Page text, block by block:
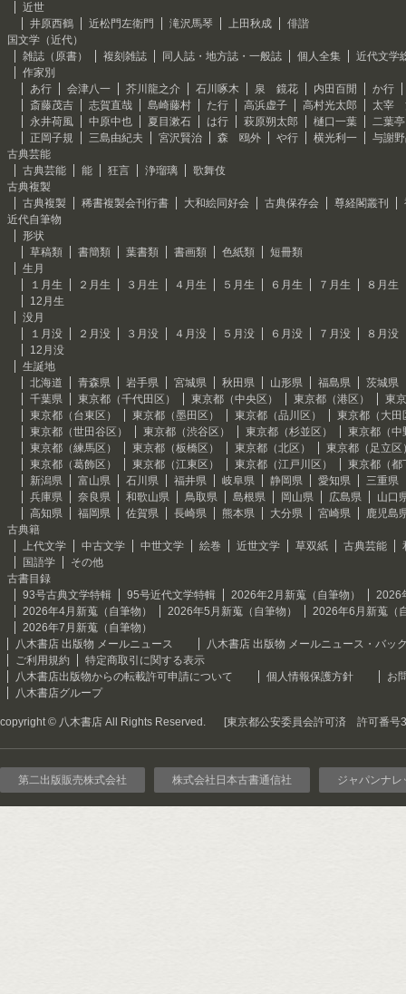
近世
井原西鶴
近松門左衛門 滝沢馬琴 上田秋成
俳諧
国文学（近代）
雑誌（原書）
複刻雑誌 同人誌・地方誌・一般誌 個人全集
近代文学
作家別
あ行
会津八一 芥川龍之介 石川啄木 泉 鏡花 内田百閒
か行
斎藤茂吉
志賀直哉 島崎藤村 た行 高浜虚子 高村光太郎
太宰
永井荷風
中原中也 夏目漱石 は行 萩原朔太郎 樋口一葉
二葉
正岡子規
三島由紀夫 宮沢賢治 森 鴎外 や行 横光利一
与謝
古典芸能
古典芸能
能 狂言 浄瑠璃
歌舞伎
古典複製
古典複製
稀書複製会刊行書 大和絵同好会 古典保存会 尊経閣叢刊
近代自筆物
形状
草稿類
書簡類 葉書類 書画類 色紙類
短冊類
生月
１月生
２月生 ３月生 ４月生 ５月生 ６月生 ７月生
８月生
12月生
没月
１月没
２月没 ３月没 ４月没 ５月没 ６月没 ７月没
８月没
12月没
生誕地
北海道
青森県 岩手県 宮城県 秋田県 山形県 福島県
茨城県
千葉県
東京都（千代田区） 東京都（中央区） 東京都（港区）
東
東京都（台東区）
東京都（墨田区） 東京都（品川区）
東京都（大田
東京都（世田谷区）
東京都（渋谷区） 東京都（杉並区）
東京都（中
東京都（練馬区）
東京都（板橋区） 東京都（北区）
東京都（足立区
東京都（葛飾区）
東京都（江東区） 東京都（江戸川区）
東京都（都
新潟県
富山県 石川県 福井県 岐阜県 静岡県 愛知県
三重県
兵庫県
奈良県 和歌山県 鳥取県 島根県 岡山県 広島県
山口
高知県
福岡県 佐賀県 長崎県 熊本県 大分県 宮崎県
鹿児島
古典籍
上代文学
中古文学 中世文学 絵巻 近世文学 草双紙 古典芸能
国語学
その他
古書目録
93号古典文学特輯
95号近代文学特輯 2026年2月新蒐（自筆物）
2026
2026年4月新蒐（自筆物）
2026年5月新蒐（自筆物）
2026年6月新蒐（
2026年7月新蒐（自筆物）
八木書店 出版物 メールニュース
八木書店 出版物 メールニュース・バッ
ご利用規約
特定商取引に関する表示
八木書店出版物からの転載許可申請について
個人情報保護方針
お
八木書店グループ
copyright © 八木書店 All Rights Reserved. [東京都公安委員会許可済 許可番号
第二出版販売株式会社 株式会社日本古書通信社 ジャパンナレ